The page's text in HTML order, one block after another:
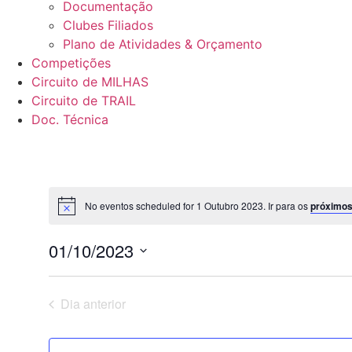
Documentação
Clubes Filiados
Plano de Atividades & Orçamento
Competições
Circuito de MILHAS
Circuito de TRAIL
Doc. Técnica
No eventos scheduled for 1 Outubro 2023. Ir para os
01/10/2023
data
Dia anterior